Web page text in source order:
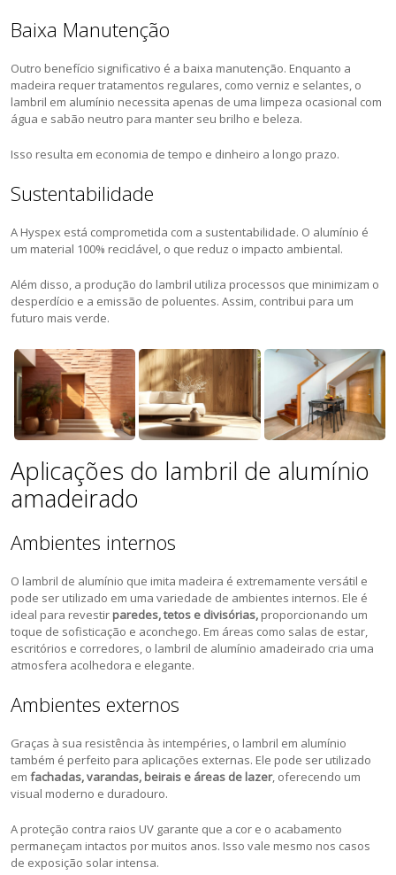
Baixa Manutenção
Outro benefício significativo é a baixa manutenção. Enquanto a
madeira requer tratamentos regulares, como verniz e selantes, o
lambril em alumínio necessita apenas de uma limpeza ocasional com
água e sabão neutro para manter seu brilho e beleza.
Isso resulta em economia de tempo e dinheiro a longo prazo.
Sustentabilidade
A Hyspex está comprometida com a sustentabilidade. O alumínio é
um material 100% reciclável, o que reduz o impacto ambiental.
Além disso, a produção do lambril utiliza processos que minimizam o
desperdício e a emissão de poluentes. Assim, contribui para um
futuro mais verde.
Aplicações do lambril de alumínio
amadeirado
Ambientes internos
O lambril de alumínio que imita madeira é extremamente versátil e
pode ser utilizado em uma variedade de ambientes internos. Ele é
ideal para revestir paredes, tetos e divisórias, proporcionando um
toque de sofisticação e aconchego. Em áreas como salas de estar,
escritórios e corredores, o lambril de alumínio amadeirado cria uma
atmosfera acolhedora e elegante.
Ambientes externos
Graças à sua resistência às intempéries, o lambril em alumínio
também é perfeito para aplicações externas. Ele pode ser utilizado
emfachadas, varandas, beirais e áreas de lazer, oferecendo um
visual moderno e duradouro.
A proteção contra raios UV garante que a cor e o acabamento
permaneçam intactos por muitos anos. Isso vale mesmo nos casos
de exposição solar intensa.